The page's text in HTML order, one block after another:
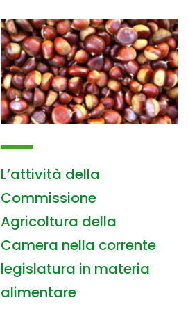
L’attività della
Commissione
Agricoltura della
Camera nella corrente
legislatura in materia
alimentare